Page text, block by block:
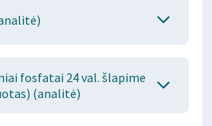
fosfatai 24 val. šlapime
(analitė)